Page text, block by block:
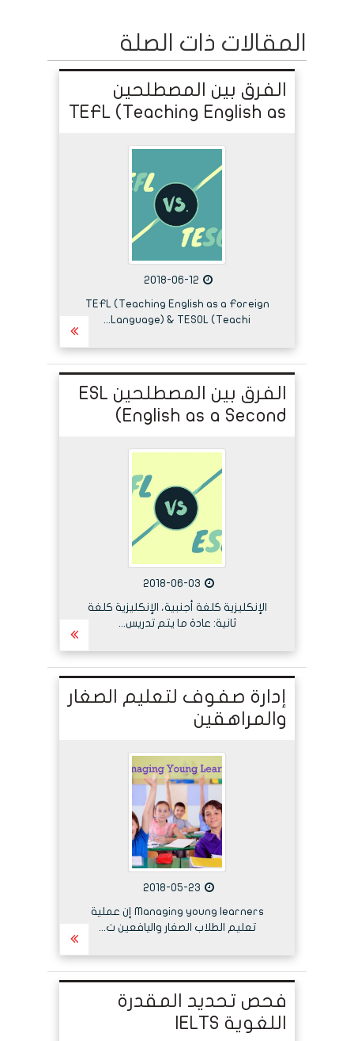
المقالات ذات الصلة
الفرق بين المصطلحين
TEFL (Teaching English as
to Speakers of other
Languages)
2018-06-12
TEFL (Teaching English as a Foreign
Language) & TESOL (Teachi...
الفرق بين المصطلحين ESL
(English as a Second
2018-06-03
الإنكليزية كلغة أجنبية، الإنكليزية كلغة
ثانية: عادة ما يتم تدريس...
إدارة صفوف لتعليم الصغار
والمراهقين
2018-05-23
Managing young learners إن عملية
تعليم الطلاب الصغار واليافعين ت...
فحص تحديد المقدرة
اللغوية IELTS